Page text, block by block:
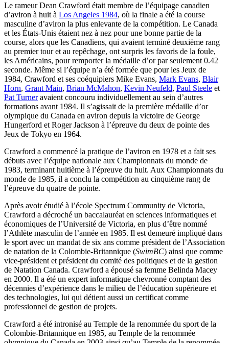
Le rameur Dean Crawford était membre de l’équipage canadien
d’aviron à huit à Los Angeles 1984, où la finale a été la course
masculine d’aviron la plus enlevante de la compétition. Le Canada
et les États-Unis étaient nez à nez pour une bonne partie de la
course, alors que les Canadiens, qui avaient terminé deuxième rang
au premier tour et au repêchage, ont surpris les favoris de la foule,
les Américains, pour remporter la médaille d’or par seulement 0.42
seconde. Même si l’équipe n’a été formée que pour les Jeux de
1984, Crawford et ses coéquipiers Mike Evans, Mark Evans, Blair
Horn, Grant Main, Brian McMahon, Kevin Neufeld, Paul Steele et
Pat Turneravaient concouru individuellement au sein d’autres
formations avant 1984. Il s’agissait de la première médaille d’or
olympique du Canada en aviron depuis la victoire de George
Hungerford et Roger Jackson à l’épreuve du deux de pointe des
Jeux de Tokyo en 1964.
Crawford a commencé la pratique de l’aviron en 1978 et a fait ses
débuts avec l’équipe nationale aux Championnats du monde de
1983, terminant huitième à l’épreuve du huit. Aux Championnats du
monde de 1985, il a conclu la compétition au cinquième rang de
l’épreuve du quatre de pointe.
Après avoir étudié à l’école Spectrum Community de Victoria,
Crawford a décroché un baccalauréat en sciences informatiques et
économiques de l’Université de Victoria, en plus d’être nommé
l’Athlète masculin de l’année en 1985. Il est demeuré impliqué dans
le sport avec un mandat de six ans comme président de l’Association
de natation de la Colombie-Britannique (SwimBC) ainsi que comme
vice-président et président du comité des politiques et de la gestion
de Natation Canada. Crawford a épousé sa femme Belinda Macey
en 2000. Il a été un expert informatique chevronné comptant des
décennies d’expérience dans le milieu de l’éducation supérieure et
des technologies, lui qui détient aussi un certificat comme
professionnel de gestion de projets.
Crawford a été intronisé au Temple de la renommée du sport de la
Colombie-Britannique en 1985, au Temple de la renommée